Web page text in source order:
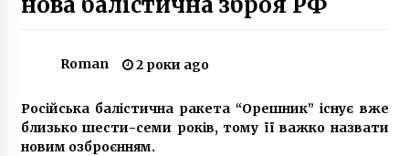
8 років ago
Владельцам квартир в “домах
Войцеховского” советуют искать на зиму
10 років ago
Як виглядала Поштова площа у Києві понад
Roman 2 роки ago
Російська балістична ракета “Орешник” існує вже
близько шести-семи років, тому її важко назвати
новим озброєнням.